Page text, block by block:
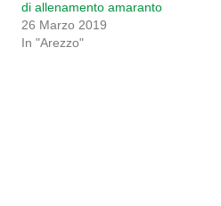
di allenamento amaranto
26 Marzo 2019
In "Arezzo"